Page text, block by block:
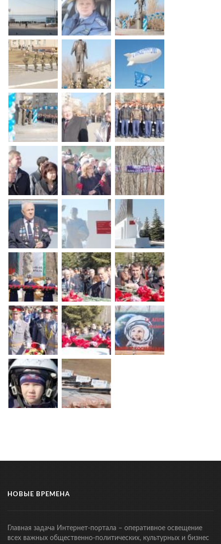
НОВЫЕ ВРЕМЕНА
Главная задача Интернет-портала – оперативное освещение
всех важных общественно-политических, культурных и бизнес